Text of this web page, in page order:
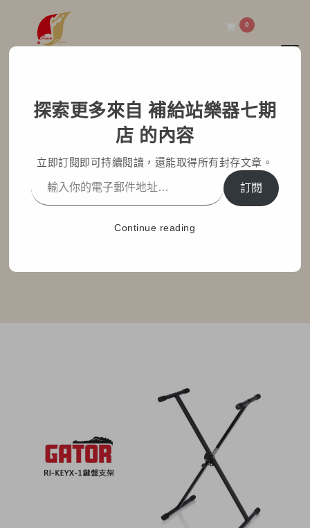
0
Gator RI-KEYX-1 X型鍵
盤支架介紹
最新消息
Gator RI-KEYX-1 X型鍵盤支架介紹
探索更多來自 補給站樂器七期
店 的內容
立即訂閱即可持續閱讀，還能取得所有封存文章。
訂閱
Continue reading